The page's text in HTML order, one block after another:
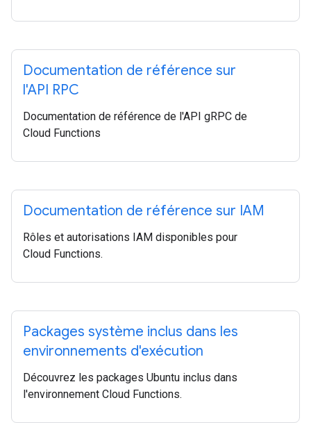
Documentation de référence sur
l'API RPC
Documentation de référence de l'API gRPC de
Cloud Functions
Documentation de référence sur IAM
Rôles et autorisations IAM disponibles pour
Cloud Functions.
Packages système inclus dans les
environnements d'exécution
Découvrez les packages Ubuntu inclus dans
l'environnement Cloud Functions.